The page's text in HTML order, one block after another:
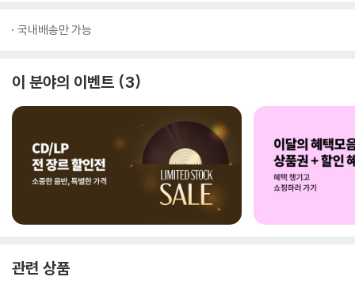
국내배송만 가능
이 분야의 이벤트 3
관련 상품